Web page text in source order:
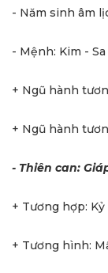
- Năm sinh âm
- Mệnh: Kim -
+ Ngũ hành
+ Ngũ hành
- Thiên can:
+ Tương hợp: Kỷ
+ Tương hình: